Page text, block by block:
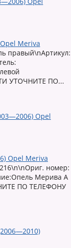
Meriva
правый\nАртикул:
УТОЧНИТЕ ПО...
Opel Meriva
номер:
Мерива А
ПО ТЕЛЕФОНУ